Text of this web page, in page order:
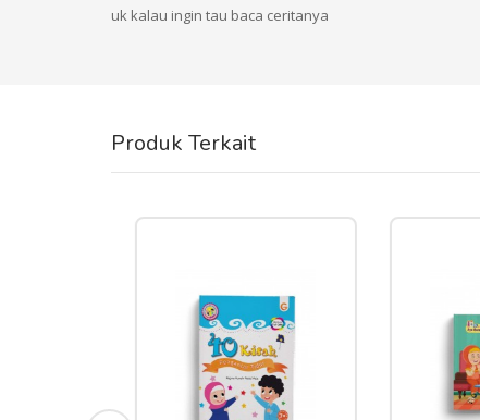
uk kalau ingin tau baca ceritanya
Produk Terkait